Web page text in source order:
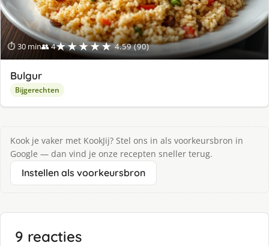
⏱ 30 min👥 4★★★★★ 4.59 (90)
Bulgur
Bijgerechten
Kook je vaker met KookJij? Stel ons in als voorkeursbron in
Google — dan vind je onze recepten sneller terug.
Instellen als voorkeursbron
9 reacties